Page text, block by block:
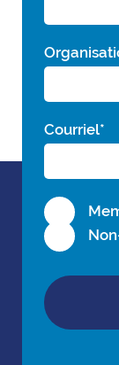
Courriel*